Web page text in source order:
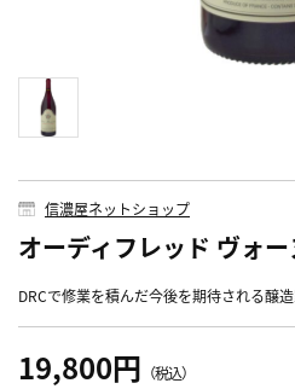
信濃屋ネットショップ
オーディフレッド ヴォ
DRCで修業を積んだ今後を期待される醸
19,800円 （税込）